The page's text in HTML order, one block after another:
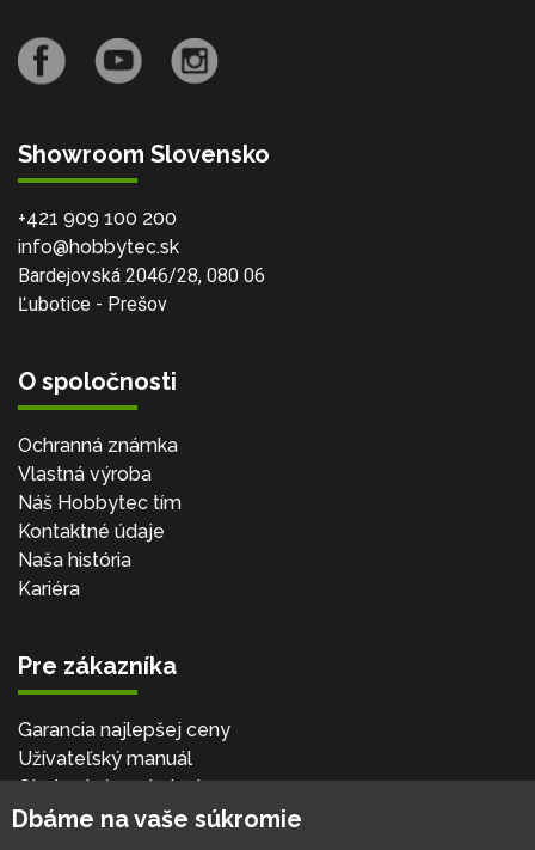
Showroom Slovensko
+421 909 100 200
info@hobbytec.sk
Bardejovská 2046/28, 080 06
Ľubotice - Prešov
O spoločnosti
Ochranná známka
Vlastná výroba
Náš Hobbytec tím
Kontaktné údaje
Naša história
Kariéra
Pre zákazníka
Garancia najlepšej ceny
Užívateľský manuál
Obchodné podmienky
Zákazník & partner
Dbáme na vaše súkromie